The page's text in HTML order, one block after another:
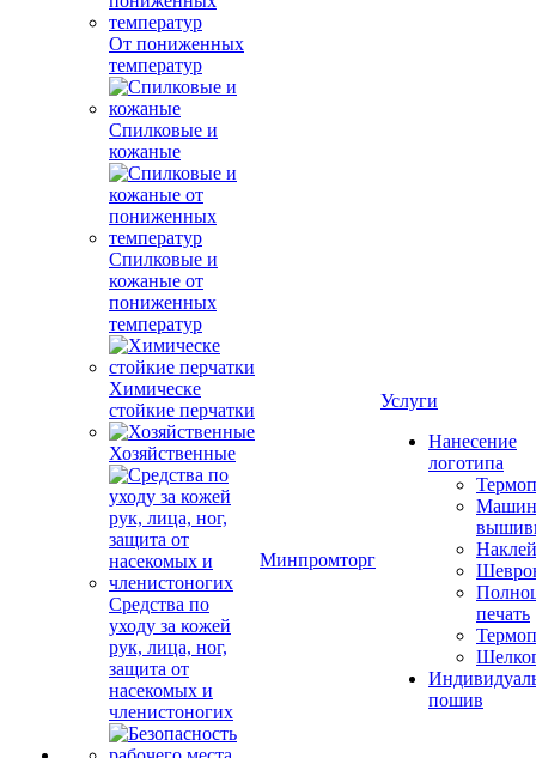
От пониженных
температур
Спилковые и
кожаные
Спилковые и
кожаные от
пониженных
температур
Химическе
стойкие перчатки
Хозяйственные
Средства по
уходу за кожей
рук, лица, ног,
защита от
насекомых и
членистоногих
Минпромторг
Услуги
Нанесение
логотипа
печать
пошив